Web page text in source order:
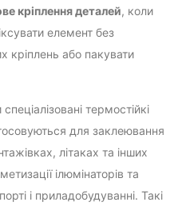
кріплення деталей, коли
елемент без
кріплень або пакувати
термостійкі
для заклеювання
літаках та інших
ілюмінаторів та
і приладобудуванні. Такі